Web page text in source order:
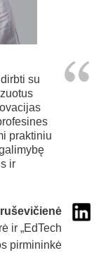
su
praktiniu
ir
ir „EdTech
pirmininkė